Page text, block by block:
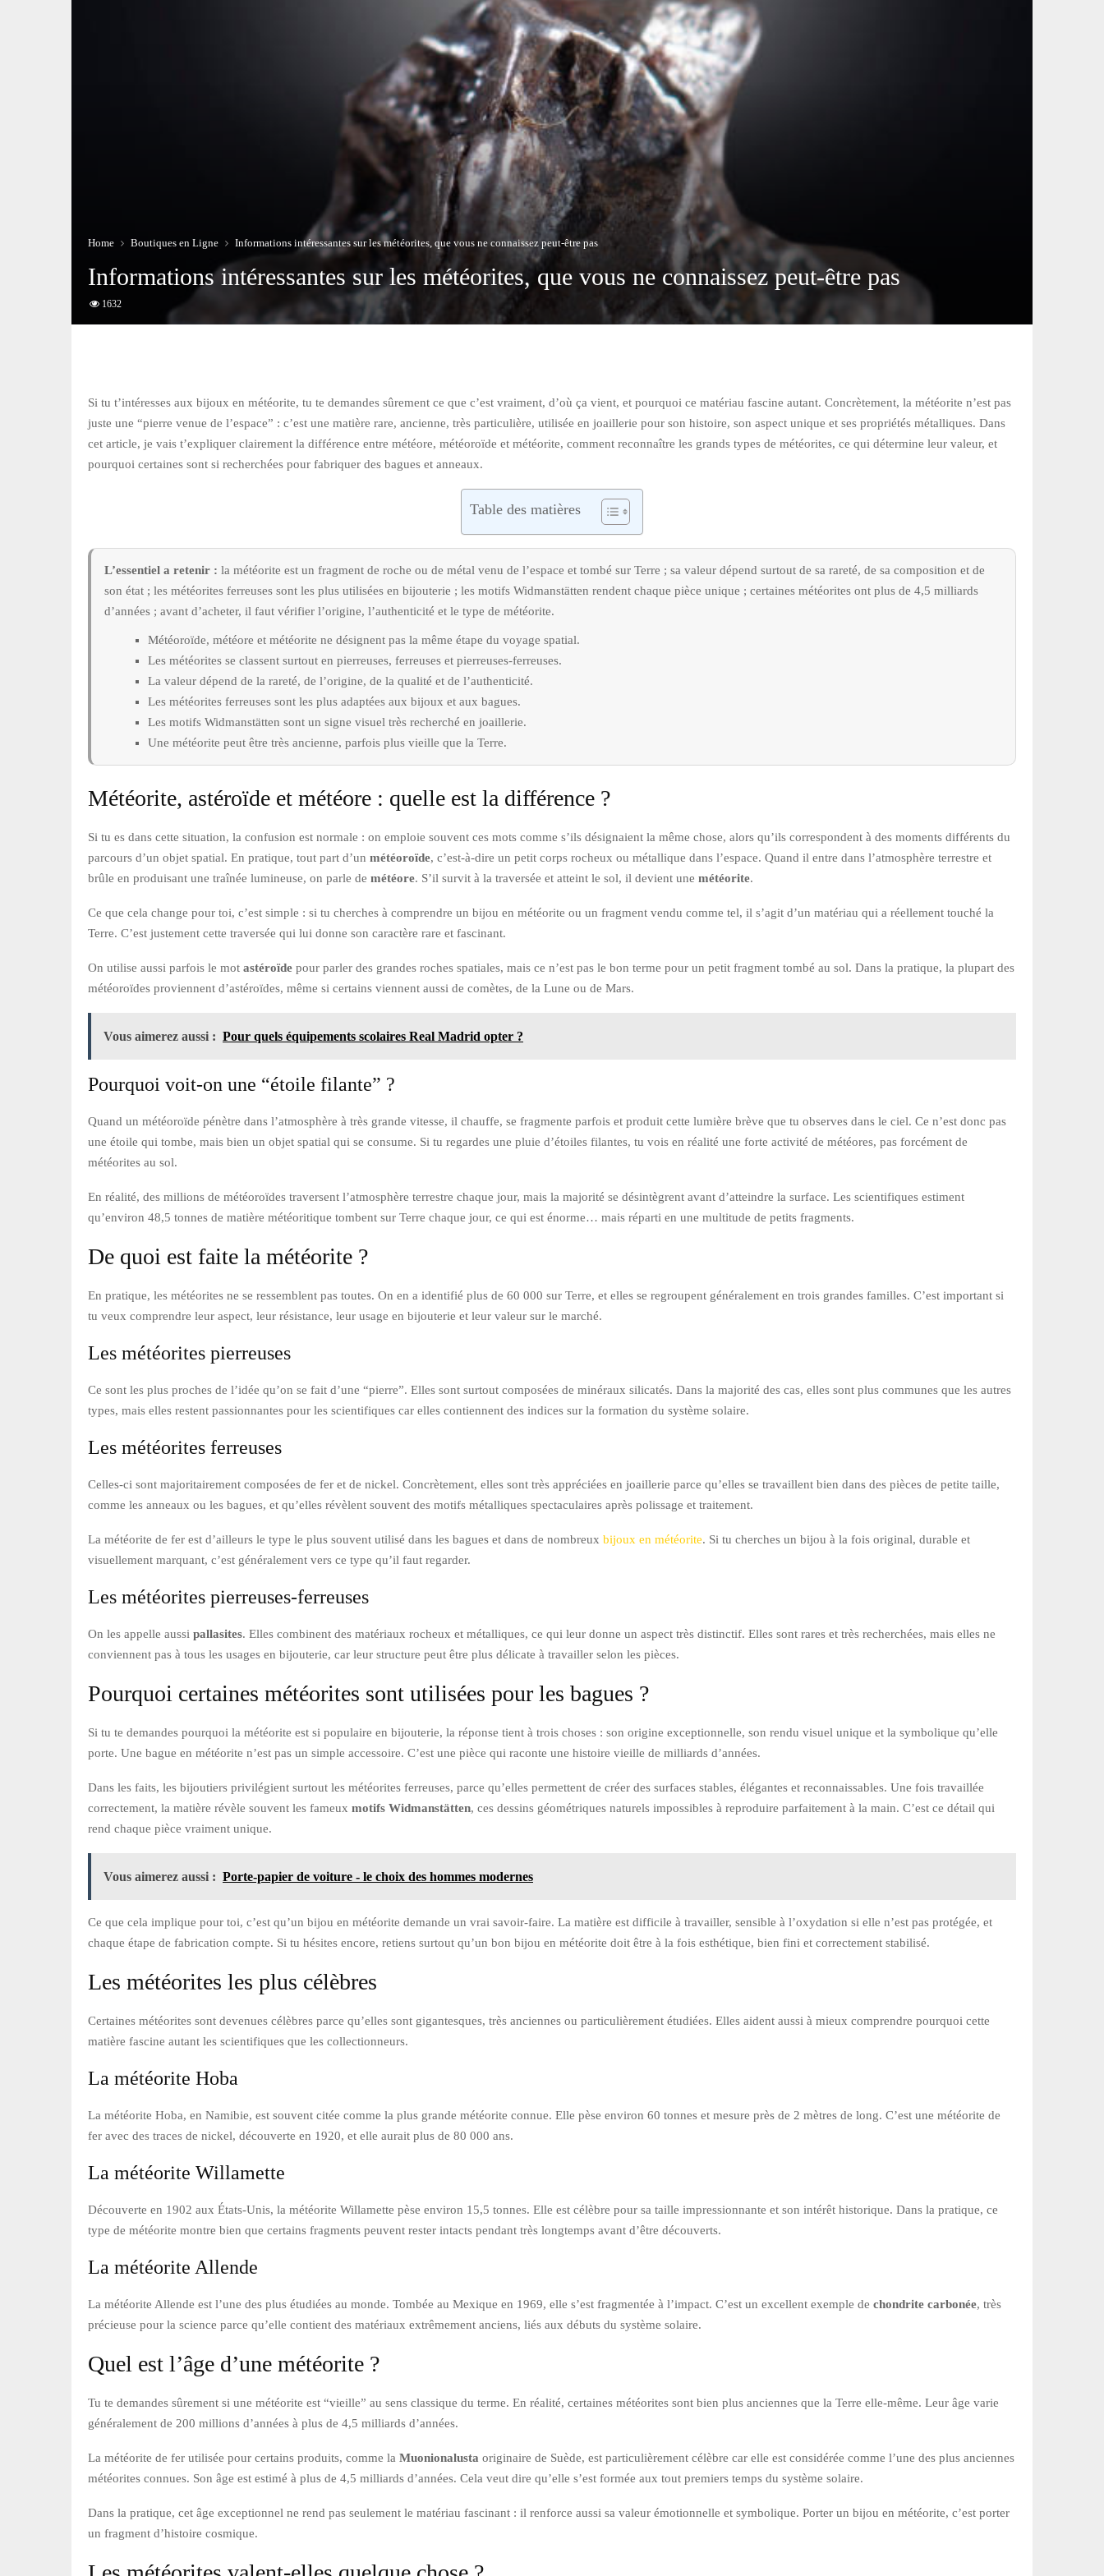
Home Boutiques en Ligne Informations intéressantes sur les météorites, que vous ne connaissez peut-être pas
Informations intéressantes sur les météorites, que vous ne connaissez peut-être pas
1632
Si tu t’intéresses aux bijoux en météorite, tu te demandes sûrement ce que c’est vraiment, d’où ça vient, et pourquoi ce matériau fascine autant. Concrètement, la météorite n’est pas
juste une “pierre venue de l’espace” : c’est une matière rare, ancienne, très particulière, utilisée en joaillerie pour son histoire, son aspect unique et ses propriétés métalliques. Dans
cet article, je vais t’expliquer clairement la différence entre météore, météoroïde et météorite, comment reconnaître les grands types de météorites, ce qui détermine leur valeur, et
pourquoi certaines sont si recherchées pour fabriquer des bagues et anneaux.
Table des matières
L’essentiel a retenir : la météorite est un fragment de roche ou de métal venu de l’espace et tombé sur Terre ; sa valeur dépend surtout de sa rareté, de sa composition et de
son état ; les météorites ferreuses sont les plus utilisées en bijouterie ; les motifs Widmanstätten rendent chaque pièce unique ; certaines météorites ont plus de 4,5 milliards
d’années ; avant d’acheter, il faut vérifier l’origine, l’authenticité et le type de météorite.
Météoroïde, météore et météorite ne désignent pas la même étape du voyage spatial.
Les météorites se classent surtout en pierreuses, ferreuses et pierreuses-ferreuses.
La valeur dépend de la rareté, de l’origine, de la qualité et de l’authenticité.
Les météorites ferreuses sont les plus adaptées aux bijoux et aux bagues.
Les motifs Widmanstätten sont un signe visuel très recherché en joaillerie.
Une météorite peut être très ancienne, parfois plus vieille que la Terre.
Météorite, astéroïde et météore : quelle est la différence ?
Si tu es dans cette situation, la confusion est normale : on emploie souvent ces mots comme s’ils désignaient la même chose, alors qu’ils correspondent à des moments différents du
parcours d’un objet spatial. En pratique, tout part d’un météoroïde, c’est-à-dire un petit corps rocheux ou métallique dans l’espace. Quand il entre dans l’atmosphère terrestre et
brûle en produisant une traînée lumineuse, on parle de météore. S’il survit à la traversée et atteint le sol, il devient une météorite.
Ce que cela change pour toi, c’est simple : si tu cherches à comprendre un bijou en météorite ou un fragment vendu comme tel, il s’agit d’un matériau qui a réellement touché la
Terre. C’est justement cette traversée qui lui donne son caractère rare et fascinant.
On utilise aussi parfois le mot astéroïde pour parler des grandes roches spatiales, mais ce n’est pas le bon terme pour un petit fragment tombé au sol. Dans la pratique, la plupart des
météoroïdes proviennent d’astéroïdes, même si certains viennent aussi de comètes, de la Lune ou de Mars.
Vous aimerez aussi : Pour quels équipements scolaires Real Madrid opter ?
Pourquoi voit-on une “étoile filante” ?
Quand un météoroïde pénètre dans l’atmosphère à très grande vitesse, il chauffe, se fragmente parfois et produit cette lumière brève que tu observes dans le ciel. Ce n’est donc pas
une étoile qui tombe, mais bien un objet spatial qui se consume. Si tu regardes une pluie d’étoiles filantes, tu vois en réalité une forte activité de météores, pas forcément de
météorites au sol.
En réalité, des millions de météoroïdes traversent l’atmosphère terrestre chaque jour, mais la majorité se désintègrent avant d’atteindre la surface. Les scientifiques estiment
qu’environ 48,5 tonnes de matière météoritique tombent sur Terre chaque jour, ce qui est énorme… mais réparti en une multitude de petits fragments.
De quoi est faite la météorite ?
En pratique, les météorites ne se ressemblent pas toutes. On en a identifié plus de 60 000 sur Terre, et elles se regroupent généralement en trois grandes familles. C’est important si
tu veux comprendre leur aspect, leur résistance, leur usage en bijouterie et leur valeur sur le marché.
Les météorites pierreuses
Ce sont les plus proches de l’idée qu’on se fait d’une “pierre”. Elles sont surtout composées de minéraux silicatés. Dans la majorité des cas, elles sont plus communes que les autres
types, mais elles restent passionnantes pour les scientifiques car elles contiennent des indices sur la formation du système solaire.
Les météorites ferreuses
Celles-ci sont majoritairement composées de fer et de nickel. Concrètement, elles sont très appréciées en joaillerie parce qu’elles se travaillent bien dans des pièces de petite taille,
comme les anneaux ou les bagues, et qu’elles révèlent souvent des motifs métalliques spectaculaires après polissage et traitement.
La météorite de fer est d’ailleurs le type le plus souvent utilisé dans les bagues et dans de nombreux bijoux en météorite. Si tu cherches un bijou à la fois original, durable et
visuellement marquant, c’est généralement vers ce type qu’il faut regarder.
Les météorites pierreuses-ferreuses
On les appelle aussi pallasites. Elles combinent des matériaux rocheux et métalliques, ce qui leur donne un aspect très distinctif. Elles sont rares et très recherchées, mais elles ne
conviennent pas à tous les usages en bijouterie, car leur structure peut être plus délicate à travailler selon les pièces.
Pourquoi certaines météorites sont utilisées pour les bagues ?
Si tu te demandes pourquoi la météorite est si populaire en bijouterie, la réponse tient à trois choses : son origine exceptionnelle, son rendu visuel unique et la symbolique qu’elle
porte. Une bague en météorite n’est pas un simple accessoire. C’est une pièce qui raconte une histoire vieille de milliards d’années.
Dans les faits, les bijoutiers privilégient surtout les météorites ferreuses, parce qu’elles permettent de créer des surfaces stables, élégantes et reconnaissables. Une fois travaillée
correctement, la matière révèle souvent les fameux motifs Widmanstätten, ces dessins géométriques naturels impossibles à reproduire parfaitement à la main. C’est ce détail qui
rend chaque pièce vraiment unique.
Vous aimerez aussi : Porte-papier de voiture - le choix des hommes modernes
Ce que cela implique pour toi, c’est qu’un bijou en météorite demande un vrai savoir-faire. La matière est difficile à travailler, sensible à l’oxydation si elle n’est pas protégée, et
chaque étape de fabrication compte. Si tu hésites encore, retiens surtout qu’un bon bijou en météorite doit être à la fois esthétique, bien fini et correctement stabilisé.
Les météorites les plus célèbres
Certaines météorites sont devenues célèbres parce qu’elles sont gigantesques, très anciennes ou particulièrement étudiées. Elles aident aussi à mieux comprendre pourquoi cette
matière fascine autant les scientifiques que les collectionneurs.
La météorite Hoba
La météorite Hoba, en Namibie, est souvent citée comme la plus grande météorite connue. Elle pèse environ 60 tonnes et mesure près de 2 mètres de long. C’est une météorite de
fer avec des traces de nickel, découverte en 1920, et elle aurait plus de 80 000 ans.
La météorite Willamette
Découverte en 1902 aux États-Unis, la météorite Willamette pèse environ 15,5 tonnes. Elle est célèbre pour sa taille impressionnante et son intérêt historique. Dans la pratique, ce
type de météorite montre bien que certains fragments peuvent rester intacts pendant très longtemps avant d’être découverts.
La météorite Allende
La météorite Allende est l’une des plus étudiées au monde. Tombée au Mexique en 1969, elle s’est fragmentée à l’impact. C’est un excellent exemple de chondrite carbonée, très
précieuse pour la science parce qu’elle contient des matériaux extrêmement anciens, liés aux débuts du système solaire.
Quel est l’âge d’une météorite ?
Tu te demandes sûrement si une météorite est “vieille” au sens classique du terme. En réalité, certaines météorites sont bien plus anciennes que la Terre elle-même. Leur âge varie
généralement de 200 millions d’années à plus de 4,5 milliards d’années.
La météorite de fer utilisée pour certains produits, comme la Muonionalusta originaire de Suède, est particulièrement célèbre car elle est considérée comme l’une des plus anciennes
météorites connues. Son âge est estimé à plus de 4,5 milliards d’années. Cela veut dire qu’elle s’est formée aux tout premiers temps du système solaire.
Dans la pratique, cet âge exceptionnel ne rend pas seulement le matériau fascinant : il renforce aussi sa valeur émotionnelle et symbolique. Porter un bijou en météorite, c’est porter
un fragment d’histoire cosmique.